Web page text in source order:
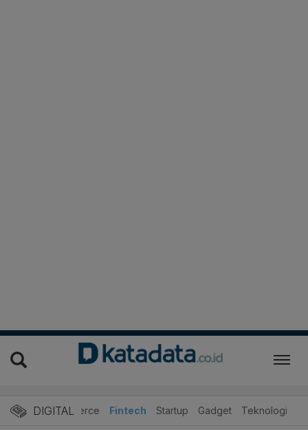
DIGITAL
E-Commerce Fintech Startup Gadget Teknologi